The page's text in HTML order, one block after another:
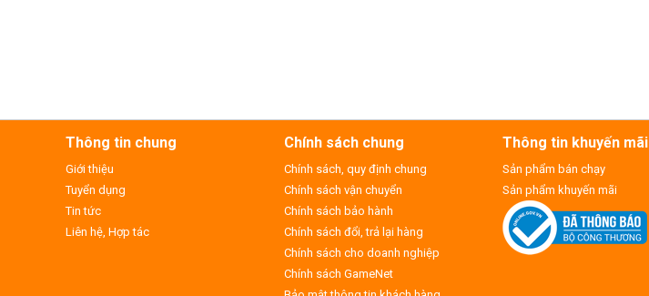
Thông tin chung
Giới thiệu
Tuyển dụng
Tin tức
Liên hệ, Hợp tác
Chính sách chung
Chính sách, quy định chung
Chính sách vận chuyển
Chính sách bảo hành
Chính sách đổi, trả lại hàng
Chính sách cho doanh nghiệp
Chính sách GameNet
Thông tin khuyến mãi
Sản phẩm bán chạy
Sản phẩm khuyến mãi